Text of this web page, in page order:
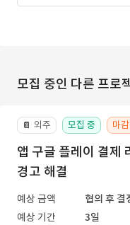
모집 중인 다른 프로
📔 외주 모집 중 마
앱 구글 플레이 결제
경고 해결
예상 금액
협의 후 결
예상 기간
3일